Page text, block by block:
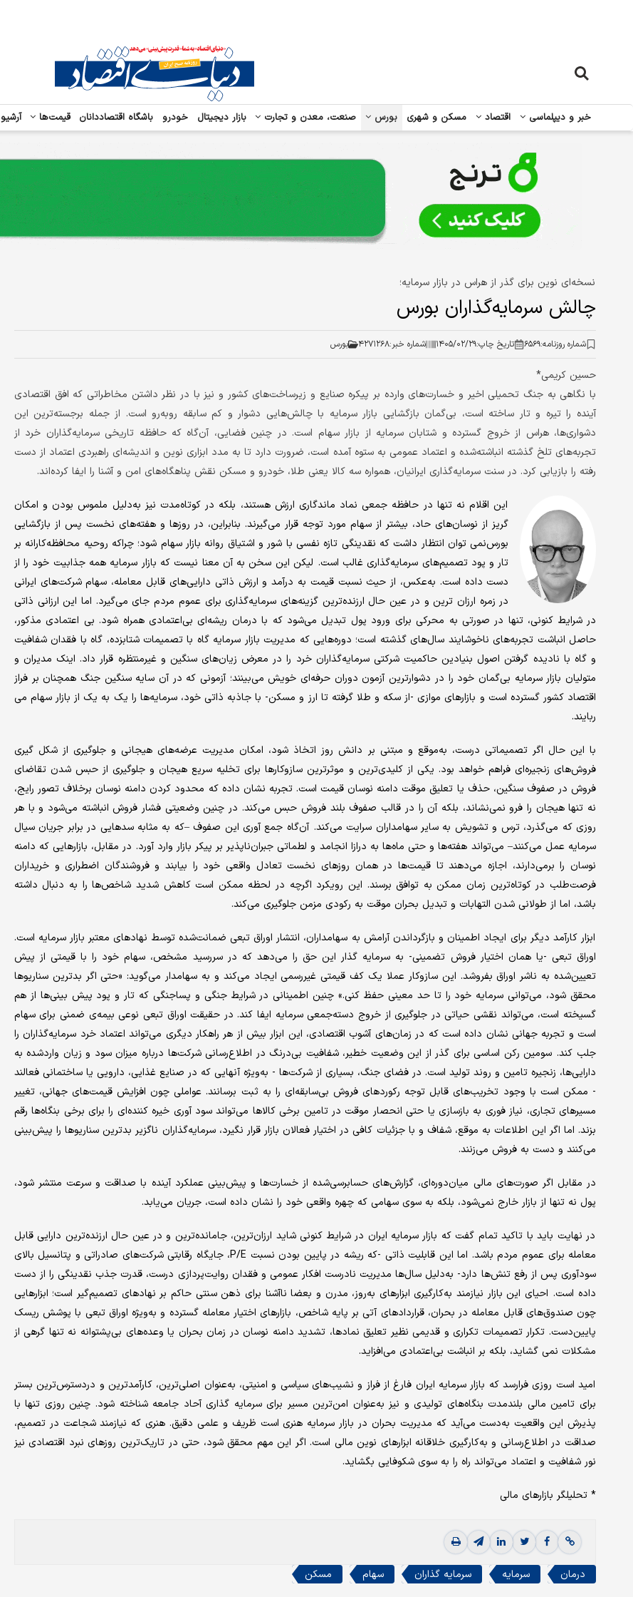
خبر و دیپلماسی اقتصاد مسکن و شهری بورس صنعت، معدن و تجارت بازار دیجیتال خودرو باشگاه اقتصاددانان قیمت‌ها آرشیو
نسخه‌ای نوین برای گذر از هراس در بازار سرمایه؛
چالش سرمایه‌گذاران بورس
شماره روزنامه:۶۵۶۹ تاریخ چاپ:۱۴۰۵/۰۲/۲۹ شماره خبر:۴۲۷۱۲۶۸ بورس
حسین کریمی*
با نگاهی به جنگ تحمیلی اخیر و خسارت‌های وارده بر پیکره‌ صنایع و زیرساخت‌های کشور و نیز با در نظر داشتن مخاطراتی که افق اقتصادی
آینده را تیره و تار ساخته است، بی‌گمان بازگشایی بازار سرمایه با چالش‌هایی دشوار و کم ‌سابقه روبه‌رو است. از جمله برجسته‌‌ترین این
دشواری‌ها، هراس از خروج گسترده و شتابان سرمایه از بازار سهام است. در چنین فضایی، آن‌گاه که حافظه‌ تاریخی سرمایه‌گذاران خرد از
تجربه‌های تلخ گذشته انباشته‌شده و اعتماد عمومی به ستوه آمده است، ضرورت دارد تا به مدد ابزاری نوین و اندیشه‌ای راهبردی اعتماد از دست
رفته را بازیابی کرد. در سنت سرمایه‌گذاری ایرانیان، همواره سه کالا یعنی طلا، خودرو و مسکن نقش پناهگاه‌های امن و آشنا را ایفا کرده‌اند.
این اقلام نه ‌تنها در حافظه‌ جمعی نماد ماندگاری ارزش هستند، بلکه در کوتاه‌‌مدت نیز به‌دلیل ملموس بودن و امکان
گریز از نوسان‌های حاد، بیشتر از سهام مورد توجه قرار می‌‌گیرند. بنابراین، در روزها و هفته‌های نخست پس از بازگشایی
بورس‌نمی ‌توان انتظار داشت که نقدینگی تازه ‌نفسی با شور و اشتیاق روانه‌ بازار سهام شود؛ چراکه روحیه‌ محافظه‌‌کارانه بر
تار و پود تصمیم‌های سرمایه‌گذاری غالب است. لیکن این سخن به آن معنا نیست که بازار سرمایه همه‌ جذابیت خود را از
دست داده است. به‌عکس، از حیث نسبت قیمت به درآمد و ارزش ذاتی دارایی‌های قابل معامله، سهام شرکت‌های ایرانی
در زمره‌ ارزان ‌ترین و در عین حال ارزنده‌ترین گزینه‌های سرمایه‌گذاری برای عموم مردم جای می‌گیرد. اما این ارزانی ذاتی
در شرایط کنونی، تنها در صورتی به محرکی برای ورود پول تبدیل می‌‌شود که با درمان ریشه‌ای بی‌‌اعتمادی همراه شود. بی‌ اعتمادی مذکور،
حاصل انباشت تجربه‌های ناخوشایند سال‌های گذشته است؛ دوره‌هایی که مدیریت بازار سرمایه گاه با تصمیمات شتابزده، گاه با فقدان شفافیت
و گاه با نادیده گرفتن اصول بنیادین حاکمیت شرکتی سرمایه‌‌گذاران خرد را در معرض زیان‌های سنگین و غیرمنتظره قرار داد. اینک مدیران و
متولیان بازار سرمایه بی‌گمان خود را در دشوارترین آزمون دوران حرفه‌ای خویش می‌بینند؛ آزمونی که در آن سایه‌ سنگین جنگ همچنان بر فراز
اقتصاد کشور گسترده است و بازارهای موازی -از سکه و طلا گرفته تا ارز و مسکن- با جاذبه‌ ذاتی خود، سرمایه‌ها را یک به ‌یک از بازار سهام می‌
ربایند.
با این حال اگر تصمیماتی درست، به‌موقع و مبتنی بر دانش روز اتخاذ شود، امکان مدیریت عرضه‌های هیجانی و جلوگیری از شکل ‌گیری
فروش‌های زنجیره‌ای فراهم خواهد بود. یکی از کلیدی‌‌ترین و موثرترین سازوکارها برای تخلیه‌ سریع هیجان و جلوگیری از حبس شدن تقاضای
فروش در صفوف سنگین، حذف یا تعلیق موقت دامنه‌ نوسان قیمت است. تجربه نشان داده که محدود کردن دامنه‌ نوسان برخلاف تصور رایج،
نه تنها هیجان را فرو نمی‌نشاند، بلکه آن را در قالب صفوف بلند فروش حبس می‌کند. در چنین وضعیتی فشار فروش انباشته می‌شود و با هر
روزی که می‌گذرد، ترس و تشویش به سایر سهامداران سرایت می‌کند. آن‌گاه جمع‌ آوری این صفوف –که به مثابه سدهایی در برابر جریان سیال
سرمایه عمل می‌کنند– می‌تواند هفته‌ها و حتی ماه‌ها به درازا انجامد و لطماتی جبران‌ناپذیر بر پیکر بازار وارد آورد. در مقابل، بازارهایی که دامنه
نوسان را برمی‌دارند، اجازه می‌دهند تا قیمت‌ها در همان روزهای نخست تعادل واقعی خود را بیابند و فروشندگان اضطراری و خریداران
فرصت‌طلب در کوتاه‌ترین زمان ممکن به توافق برسند. این رویکرد اگرچه در لحظه ممکن است کاهش شدید شاخص‌ها را به دنبال داشته
باشد، اما از طولانی شدن التهابات و تبدیل بحران موقت به رکودی مزمن جلوگیری می‌کند.
ابزار کارآمد دیگر برای ایجاد اطمینان و بازگرداندن آرامش به سهامداران، انتشار اوراق تبعی ضمانت‌شده توسط نهادهای معتبر بازار سرمایه است.
اوراق تبعی -یا همان اختیار فروش تضمینی- به سرمایه‌ گذار این حق را می‌‌دهد که در سررسید مشخص، سهام خود را با قیمتی از پیش
تعیین‌شده به ناشر اوراق بفروشد. این سازوکار عملا یک کف قیمتی غیررسمی ایجاد می‌کند و به سهامدار می‌گوید: «حتی اگر بدترین سناریوها
محقق شود، می‌توانی سرمایه خود را تا حد معینی حفظ کنی.» چنین اطمینانی در شرایط جنگی و پسا‌جنگی که تار و پود پیش‌ بینی‌ها از هم
گسیخته است، می‌تواند نقشی حیاتی در جلوگیری از خروج دسته‌جمعی سرمایه ایفا کند. در حقیقت اوراق تبعی نوعی بیمه‌ی ضمنی برای سهام
است و تجربه‌ جهانی نشان داده است که در زمان‌های آشوب اقتصادی، این ابزار بیش از هر راهکار دیگری می‌تواند اعتماد خرد سرمایه‌‌گذاران را
جلب کند. سومین رکن اساسی برای گذر از این وضعیت خطیر، شفافیت بی‌درنگ در اطلاع‌رسانی شرکت‌ها درباره‌ میزان سود و زیان واردشده به
دارایی‌ها، زنجیره‌ تامین و روند تولید است. در فضای جنگ، بسیاری از شرکت‌ها - به‌ویژه آنهایی که در صنایع غذایی، دارویی یا ساختمانی فعالند
- ممکن است با وجود تخریب‌های قابل توجه رکوردهای فروش بی‌سابقه‌ای را به ثبت برسانند. عواملی چون افزایش قیمت‌های جهانی، تغییر
مسیرهای تجاری، نیاز فوری به بازسازی یا حتی انحصار موقت در تامین برخی کالاها می‌تواند سود آوری خیره ‌کننده‌ای را برای برخی بنگاه‌ها رقم
بزند. اما اگر این اطلاعات به ‌موقع، شفاف و با جزئیات کافی در اختیار فعالان بازار قرار نگیرد، سرمایه‌گذاران ناگزیر بدترین سناریوها را پیش‌‌بینی
می‌کنند و دست به فروش می‌‌زنند.
در مقابل اگر صورت‌های مالی میان‌دوره‌ای، گزارش‌های حسابرسی‌شده از خسارت‌ها و پیش‌بینی عملکرد آینده با صداقت و سرعت منتشر شود،
پول نه تنها از بازار خارج نمی‌شود، بلکه به سوی سهامی که چهره‌ واقعی خود را نشان داده است، جریان می‌‌یابد.
در نهایت باید با تاکید تمام گفت که بازار سرمایه ایران در شرایط کنونی شاید ارزان‌‌ترین، جامانده‌‌ترین و در عین حال ارزنده‌‌ترین دارایی قابل
معامله برای عموم مردم باشد. اما این قابلیت ذاتی -که ریشه در پایین بودن نسبت P/E، جایگاه رقابتی شرکت‌های صادراتی و پتانسیل بالای
سودآوری پس از رفع تنش‌ها دارد- به‌دلیل سال‌ها مدیریت نادرست افکار عمومی و فقدان روایت‌پردازی درست، قدرت جذب نقدینگی را از دست
داده است. احیای این بازار نیازمند به‌کارگیری ابزارهای به‌روز، مدرن و بعضا ناآشنا برای ذهن سنتی حاکم بر نهادهای تصمیم‌گیر است؛ ابزارهایی
چون صندوق‌های قابل معامله در بحران، قراردادهای آتی بر پایه شاخص، بازارهای اختیار معامله گسترده و به‌‌ویژه اوراق تبعی با پوشش ریسک
پایین‌دست. تکرار تصمیمات تکراری و قدیمی نظیر تعلیق نمادها، تشدید دامنه نوسان در زمان بحران یا وعده‌های بی‌پشتوانه نه تنها گرهی از
مشکلات نمی ‌گشاید، بلکه بر انباشت بی‌‌اعتمادی می‌‌افزاید.
امید است روزی فرارسد که بازار سرمایه ایران فارغ از فراز و نشیب‌های سیاسی و امنیتی، به‌عنوان اصلی‌ترین، کارآمدترین و دردسترس‌‌ترین بستر
برای تامین مالی بلندمدت بنگاه‌های تولیدی و نیز به‌عنوان امن‌ترین مسیر برای سرمایه‌ گذاری آحاد جامعه شناخته شود. چنین روزی تنها با
پذیرش این واقعیت به‌دست می‌‌آید که مدیریت بحران در بازار سرمایه هنری است ظریف و علمی دقیق. هنری که نیازمند شجاعت در تصمیم،
صداقت در اطلاع‌‌رسانی و به‌کارگیری خلاقانه‌ ابزارهای نوین مالی است. اگر این مهم محقق شود، حتی در تاریک‌ترین روزهای نبرد اقتصادی نیز
نور شفافیت و اعتماد می‌‌تواند راه را به سوی شکوفایی بگشاید.
* تحلیلگر بازارهای مالی
درمان سرمایه سرمایه گذاران سهام مسکن